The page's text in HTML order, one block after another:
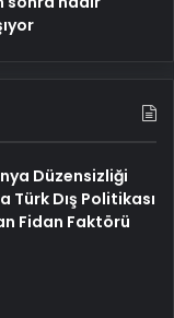
Düzensizliği
Türk Dış Politikası
Fidan Faktörü